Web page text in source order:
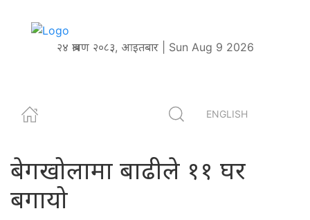
२४ श्रावण २०८३, आइतबार | Sun Aug 9 2026
ENGLISH
बेगखोलामा बाढीले ११ घर
बगायो